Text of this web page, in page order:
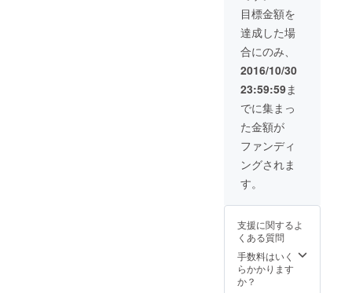
た方は
セミ
ナー終
了後そ
のまま
店舗で
お食事
やお酒
を楽し
んでい
ただく
ことも
可能で
す。
29ON』
会員以
外の方
向けの
リター
員様は
2000円
で21:00
以降の
BARタ
イムま
で飲み
放題を
延長す
ること
も可能
です ■
お店
オープ
定して
おりま
す。
（開始
時刻を
過ぎて
からの
入店も
可能で
すが終
了の時
刻は変
更でき
ませ
ん。）
■CAMP
なられ
た会員
様は、
以下の
コース
をご注
公開の
ため会
員にな
られた
お客様
にメー
別に送
付致し
ます。
・お店
は
19:00~
21:00の
業とな
りま
す。
（開始
時刻を
過ぎて
ができ
ます。
（1グ
ループ
12名様
までご
予約い
ただけ
ます）
・お店
はWeb
からの
完全予
員制に
なりま
す。
（お店
の住所
や予約
会員に
なった
通常会
員様は
年会費
20000
円がか
かりま
す） ・
この会
員権を
ご購入
頂いた
ループ
来店す
ること
ができ
ます。
（1グ
目標金額を
達成した場
合にのみ、
2016/10/30
23:59:59ま
でに集まっ
た金額が
ファンディ
ングされま
す。
支援に関するよ
くある質問
手数料はいく
らかかります
か？